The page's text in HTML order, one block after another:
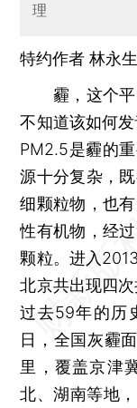
理
特约作者 林永生
霾，这个平
不知道该如何
PM2.5是霾的
源十分复杂，
细颗粒物，也
性有机物，经
颗粒。进入
北京共出现四
过去59年的历
日，全国灰霾
里，覆盖京津
北、湖南等地